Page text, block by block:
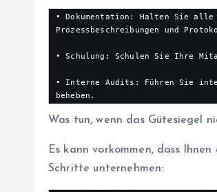
• Dokumentation: Halten Sie alle
Prozessbeschreibungen und
• Schulung: Schulen Sie Ihre
• Interne Audits: Führen Sie
beheben.
Was tun, wenn das Gütesiegel
Es kann vorkommen, dass
Schritte unternehmen: